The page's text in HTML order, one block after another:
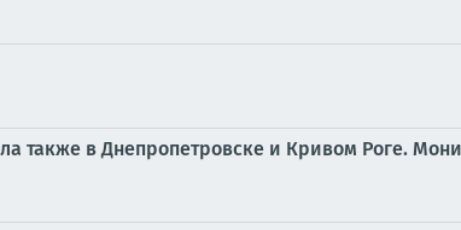
также в Днепропетровске и Кривом Роге.